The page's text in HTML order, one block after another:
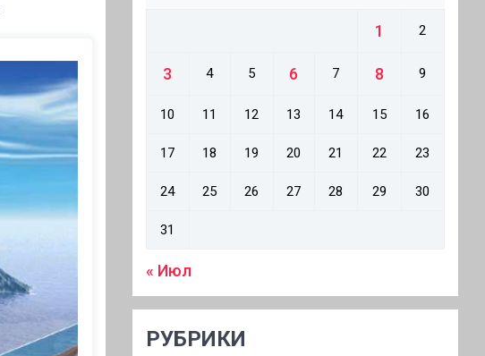
1 2
3 4 5 6 7 8 9
10 11 12 13 14 15 16
17 18 19 20 21 22 23
24 25 26 27 28 29 30
31
« Июл
РУБРИКИ